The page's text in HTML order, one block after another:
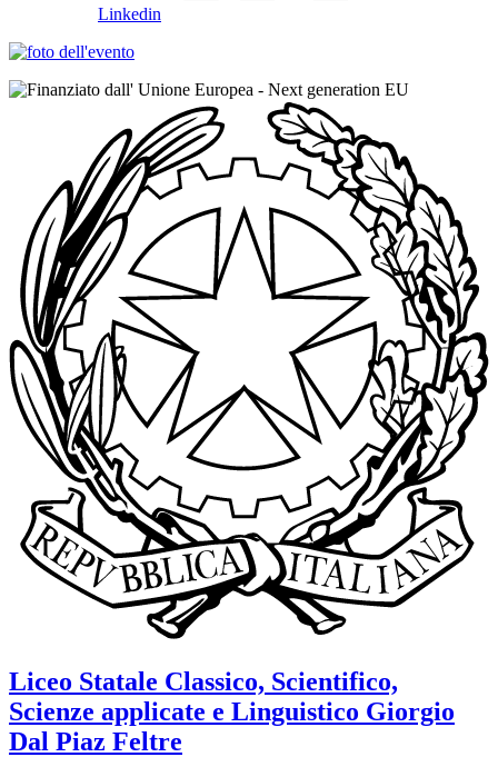
Linkedin
Liceo Statale Classico, Scientifico,
Scienze applicate e Linguistico Giorgio
Dal Piaz Feltre